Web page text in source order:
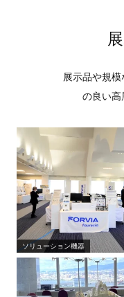
展示品や規
の良い高
ソリューション機器